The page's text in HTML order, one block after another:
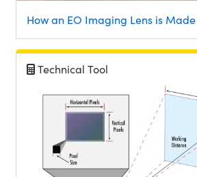
How an EO Imaging Lens is Made
Technical Tool